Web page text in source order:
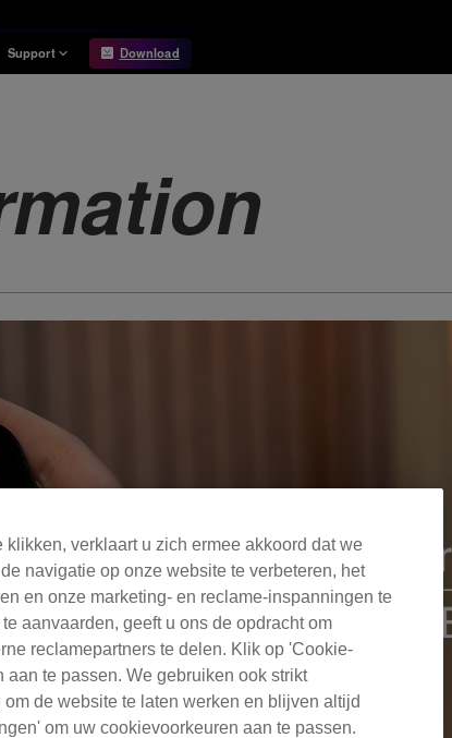
Support
Hardware Unlock
Hardware Diagrams
Requirements
Download
verklaart u zich ermee akkoord dat we
navigatie op onze website te verbeteren, het
en onze marketing- en reclame-inspanningen te
aanvaarden, geeft u ons de opdracht om
reclamepartners te delen. Klik op 'Cookie-
te passen. We gebruiken ook strikt
de website te laten werken en blijven altijd
om uw cookievoorkeuren aan te passen.